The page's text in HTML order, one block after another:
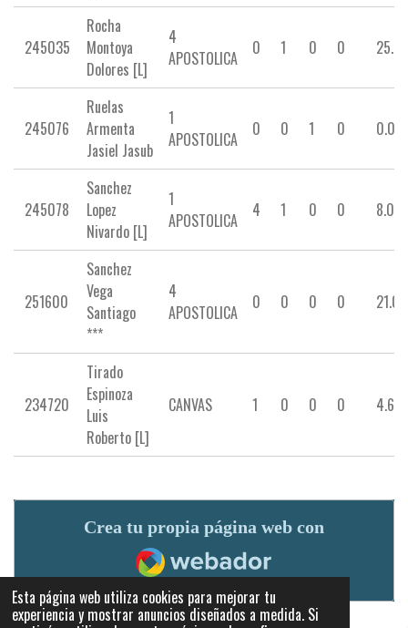
Esta página web utiliza cookies para mejorar tu
experiencia y mostrar anuncios diseñados a medida. Si
245035
Rocha
Montoya
Dolores [L]
4
APOSTOLICA
0 1 0 0 25.85
245076
Ruelas
Armenta
Jasiel Jasub
1
APOSTOLICA
0 0 1 0 0.00
245078
Sanchez
Lopez
Nivardo [L]
1
APOSTOLICA
4 1 0 0 8.04
251600
Sanchez
Vega
Santiago
***
4
APOSTOLICA
0 0 0 0 21.00
234720
Tirado
Espinoza
Luis
Roberto [L]
CANVAS 1 0 0 0 4.67
Crea tu propia página web con
Webador